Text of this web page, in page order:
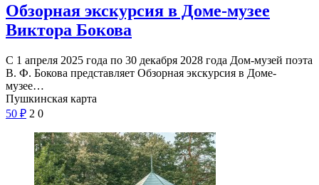
Обзорная экскурсия в Доме-музее
Виктора Бокова
С 1 апреля 2025 года по 30 декабря 2028 года Дом-музей поэта
В. Ф. Бокова представляет Обзорная экскурсия в Доме-
музее…
Пушкинская карта
50 ₽ 2 0